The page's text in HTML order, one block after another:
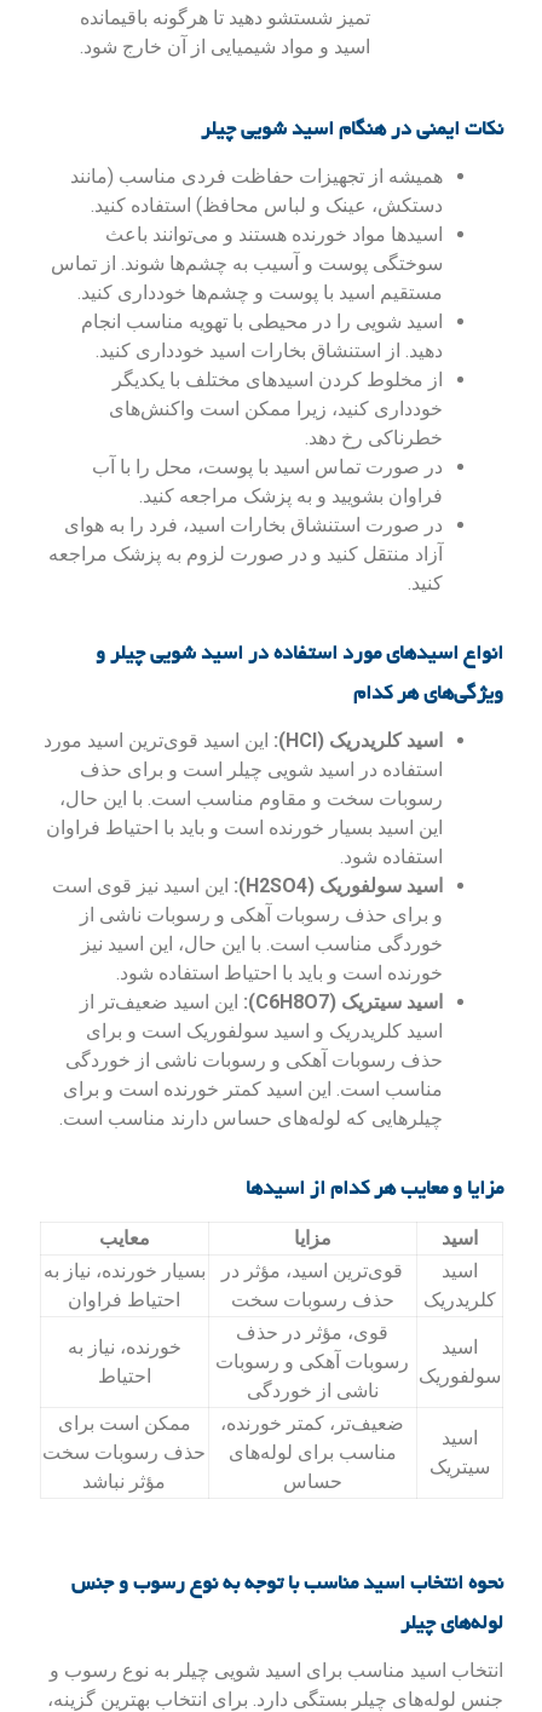
تمیز شستشو دهید تا هرگونه باقیمانده
اسید و مواد شیمیایی از آن خارج شود.
نکات ایمنی در هنگام اسید شویی چیلر
همیشه از تجهیزات حفاظت فردی مناسب (مانند
دستکش، عینک و لباس محافظ) استفاده کنید.
اسیدها مواد خورنده هستند و می‌توانند باعث
سوختگی پوست و آسیب به چشم‌ها شوند. از تماس
مستقیم اسید با پوست و چشم‌ها خودداری کنید.
اسید شویی را در محیطی با تهویه مناسب انجام
دهید. از استنشاق بخارات اسید خودداری کنید.
از مخلوط کردن اسیدهای مختلف با یکدیگر
خودداری کنید، زیرا ممکن است واکنش‌های
خطرناکی رخ دهد.
در صورت تماس اسید با پوست، محل را با آب
فراوان بشویید و به پزشک مراجعه کنید.
در صورت استنشاق بخارات اسید، فرد را به هوای
آزاد منتقل کنید و در صورت لزوم به پزشک مراجعه
کنید.
انواع اسیدهای مورد استفاده در اسید شویی چیلر و
ویژگی‌های هر کدام
اسید کلریدریک (HCl):
این اسید قوی‌ترین اسید مورد
استفاده در اسید شویی چیلر است و برای حذف
رسوبات سخت و مقاوم مناسب است. با این حال،
این اسید بسیار خورنده است و باید با احتیاط فراوان
استفاده شود.
اسید سولفوریک (H2SO4):
این اسید نیز قوی است
و برای حذف رسوبات آهکی و رسوبات ناشی از
خوردگی مناسب است. با این حال، این اسید نیز
خورنده است و باید با احتیاط استفاده شود.
اسید سیتریک (C6H8O7):
این اسید ضعیف‌تر از
اسید کلریدریک و اسید سولفوریک است و برای
حذف رسوبات آهکی و رسوبات ناشی از خوردگی
مناسب است. این اسید کمتر خورنده است و برای
چیلرهایی که لوله‌های حساس دارند مناسب است.
مزایا و معایب هر کدام از اسیدها
اسید مزایا
معایب
اسید
کلریدریک
قوی‌ترین اسید، مؤثر در
حذف رسوبات سخت
بسیار خورنده، نیاز به
احتیاط فراوان
اسید
سولفوریک
قوی، مؤثر در حذف
رسوبات آهکی و رسوبات
ناشی از خوردگی
خورنده، نیاز به
احتیاط
اسید
سیتریک
ضعیف‌تر، کمتر خورنده،
مناسب برای لوله‌های
حساس
ممکن است برای
حذف رسوبات سخت
مؤثر نباشد
نحوه انتخاب اسید مناسب با توجه به نوع رسوب و جنس
لوله‌های چیلر
انتخاب اسید مناسب برای اسید شویی چیلر به نوع رسوب و
جنس لوله‌های چیلر بستگی دارد. برای انتخاب بهترین گزینه،